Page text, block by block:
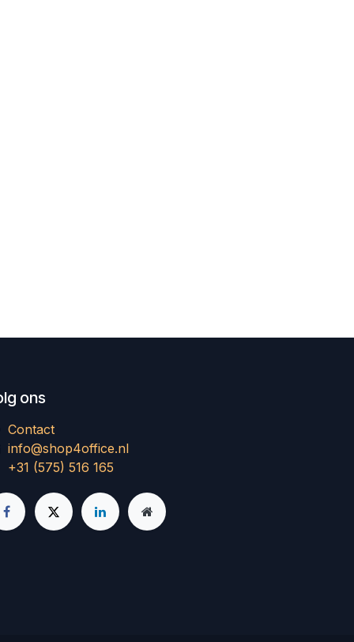
ons
Contact
info@shop4office.nl
+31 (575) 516 165